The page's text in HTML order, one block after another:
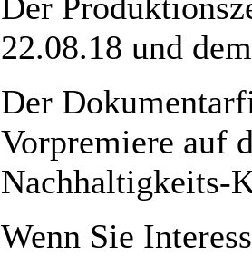
22.08.18 und
Der
Vorpremiere auf
Nachhaltigkeits-
Wenn Sie